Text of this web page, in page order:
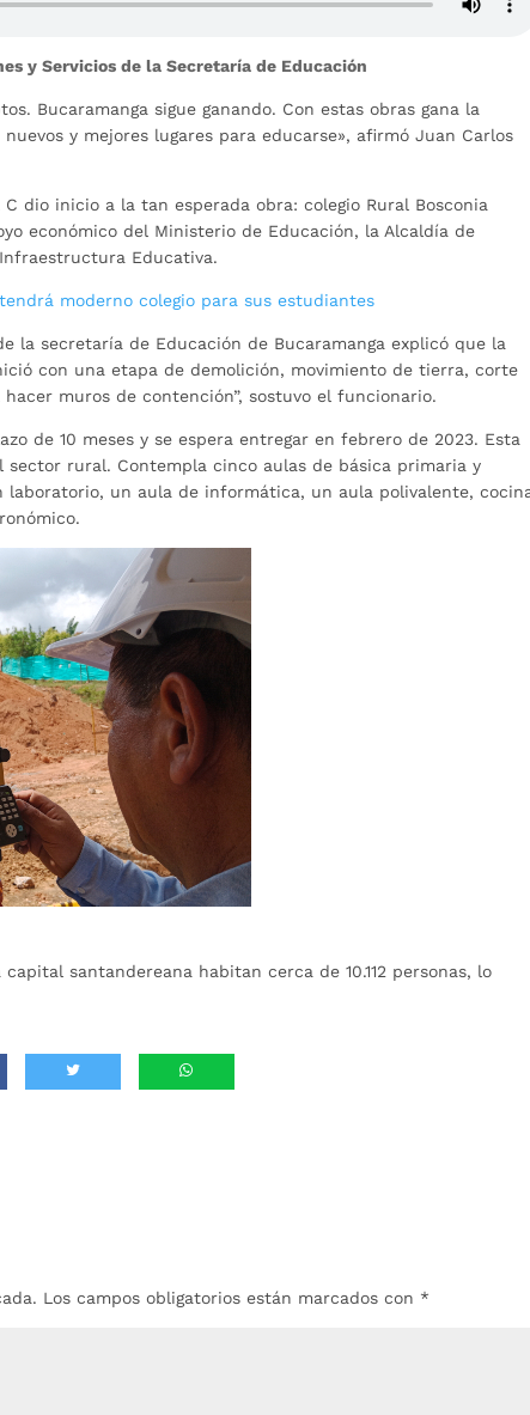
y Servicios de la Secretaría de Educación
Bucaramanga sigue ganando. Con estas obras gana la
y mejores lugares para educarse», afirmó Juan Carlos
dio inicio a la tan esperada obra: colegio Rural Bosconia
económico del Ministerio de Educación, la Alcaldía de
Educativa.
moderno colegio para sus estudiantes
la secretaría de Educación de Bucaramanga explicó que la
con una etapa de demolición, movimiento de tierra, corte
muros de contención”, sostuvo el funcionario.
de 10 meses y se espera entregar en febrero de 2023. Esta
rural. Contempla cinco aulas de básica primaria y
un aula de informática, un aula polivalente,
santandereana habitan cerca de 10.112 personas, lo
Los campos obligatorios están marcados con *